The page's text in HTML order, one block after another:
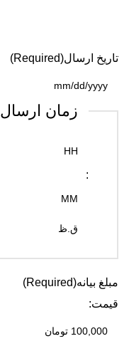
تاریخ ارسال(Required)
زمان ارسال
:
مبلغ بیانه(Required)
قیمت: